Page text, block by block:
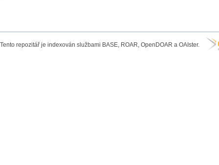
Tento repozitář je indexován službami BASE, ROAR, OpenDOAR a OAIster.